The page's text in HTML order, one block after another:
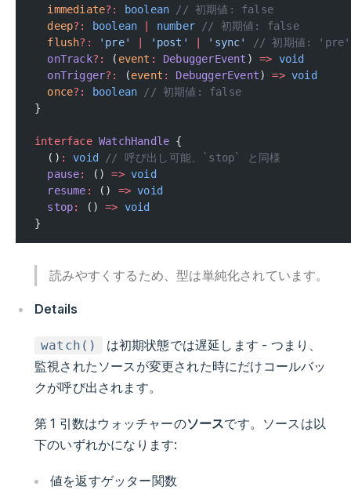
  immediate
?: boolean // 初期値: false
  deep
?: boolean number // 初期値: false
  flush
?: 'pre' 'post' 'sync'
// 初期値: 'pre'
  onTrack
?: ( event : DebuggerEvent ) => void
  onTrigger
?: (event : DebuggerEvent) => void
  once
?: boolean // 初期値: false
}
interface WatchHandle {
  ()
: void
// 呼び出し可能、`stop` と同様
  pause
: () => void
  resume
: () => void
  stop
: () => void
}
読みやすくするため、型は単純化されています。
Details
watch()
は初期状態では遅延します - つまり、
監視されたソースが変更された時にだけコールバッ
クが呼び出されます。
第 1 引数はウォッチャーのソースです。ソースは以
下のいずれかになります:
値を返すゲッター関数